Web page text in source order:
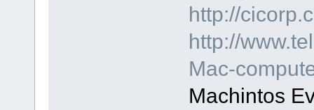
http://
http://
Mac-
Machintos